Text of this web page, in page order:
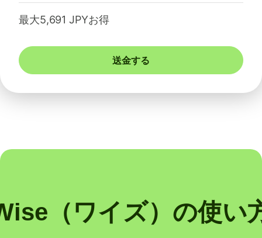
最大5,691 JPYお得
送金する
（ワイズ）の使い